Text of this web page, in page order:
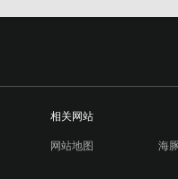
相关网站
网站地图 海